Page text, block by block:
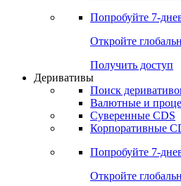
Сравнение ETF &
Поиск Mutual
Попробуйте7-
Откройте
Получить доступ
Деривативы
Валютные и
Корпоративные